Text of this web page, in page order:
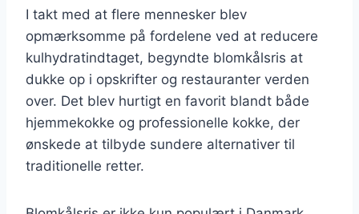
I takt med at flere mennesker blev
opmærksomme på fordelene ved at reducere
kulhydratindtaget, begyndte blomkålsris at
dukke op i opskrifter og restauranter verden
over. Det blev hurtigt en favorit blandt både
hjemmekokke og professionelle kokke, der
ønskede at tilbyde sundere alternativer til
traditionelle retter.